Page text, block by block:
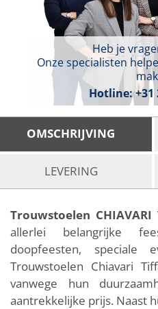
Heb je
Onze specialisten
Hotline:+31
OMSCHRIJVING
LEVERING
Trouwstoelen CHIAVARI
allerlei belangrijke
doopfeesten, speciale
Trouwstoelen Chiavari
vanwege hun
aantrekkelijke prijs. Naast